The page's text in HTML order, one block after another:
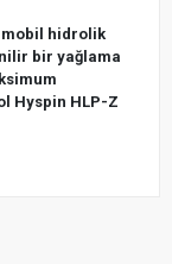
mobil hidrolik
bir yağlama
Hyspin HLP-Z